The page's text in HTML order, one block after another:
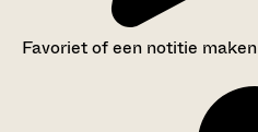
Favoriet of een notitie maken